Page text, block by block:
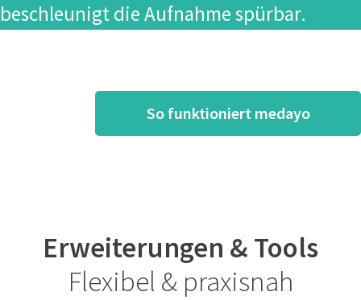
beschleunigt die Aufnahme spürbar.
So funktioniert medayo
Erweiterungen & Tools
Flexibel & praxisnah